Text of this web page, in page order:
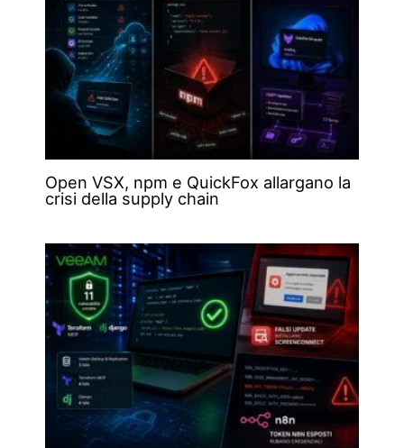
Open VSX, npm e QuickFox allargano la
crisi della supply chain